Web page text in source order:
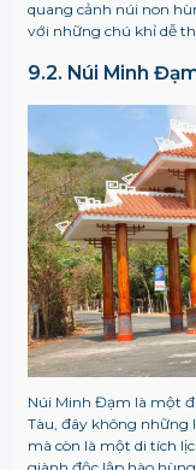
quang cảnh núi non
với những chú khỉ dễ
9.2. Núi Minh
Núi Minh Đạm là một
Tàu, đây không những
mà còn là một di tích